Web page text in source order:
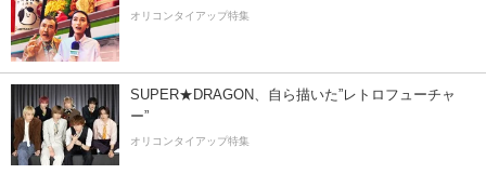
オリコンタイアップ特集
SUPER★DRAGON、自ら描いた”レトロフューチャ
ー”
オリコンタイアップ特集